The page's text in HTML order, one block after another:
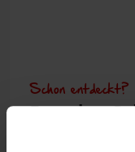
Schon entdeckt?
Ratgeber